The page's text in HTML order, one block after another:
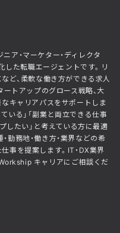
ア・マーケター・ディレクタ
した転職エージェントです。リ
ど、柔軟な働き方ができる求人
トアップのグロース戦略、大
なキャリアパスをサポートしま
いる」「副業と両立できる仕事
したい」と考えている方に最適
勤務地・働き方・業界などの希
事を提案します。IT・DX業界
キャリアにご相談くだ